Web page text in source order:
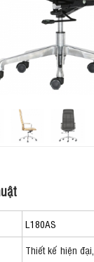
L180AS
Thiết kế hiện